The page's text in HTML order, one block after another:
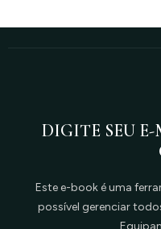
DIGITE SEU
Este e-book é uma
possível gerenciar